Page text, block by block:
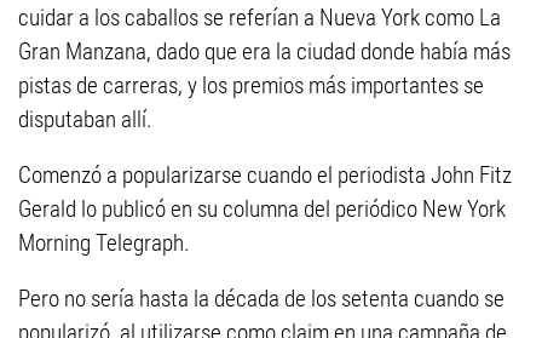
cuidar a los caballos se referían a Nueva York como La
Gran Manzana, dado que era la ciudad donde había más
pistas de carreras, y los premios más importantes se
disputaban allí.
Comenzó a popularizarse cuando el periodista John Fitz
Gerald lo publicó en su columna del periódico New York
Morning Telegraph.
Pero no sería hasta la década de los setenta cuando se